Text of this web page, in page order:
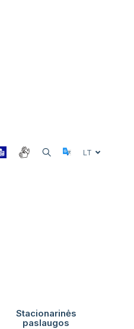
Select
LT
Stacionarinės
paslaugos